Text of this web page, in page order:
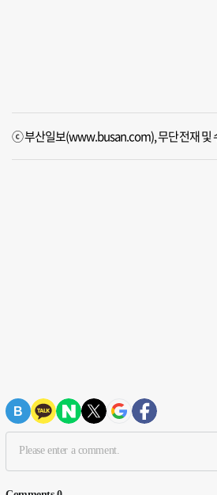
ⓒ 부산일보(www.busan.com), 무단전재 및